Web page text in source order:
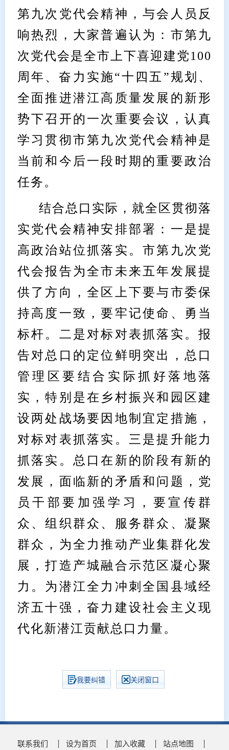
第九次党代会精神，与会人员反
响热烈，大家普遍认为：市第九
次党代会是全市上下喜迎建党100
周年、奋力实施“十四五”规划、
全面推进潜江高质量发展的新形
势下召开的一次重要会议，认真
学习贯彻市第九次党代会精神是
当前和今后一段时期的重要政治
任务。
结合总口实际，就全区贯彻落
实党代会精神安排部署：一是提
高政治站位抓落实。市第九次党
代会报告为全市未来五年发展提
供了方向，全区上下要与市委保
持高度一致，要牢记使命、勇当
标杆。二是对标对表抓落实。报
告对总口的定位鲜明突出，总口
管理区要结合实际抓好落地落
实，特别是在乡村振兴和园区建
设两处战场要因地制宜定措施，
对标对表抓落实。三是提升能力
抓落实。总口在新的阶段有新的
发展，面临新的矛盾和问题，党
员干部要加强学习，要宣传群
众、组织群众、服务群众、凝聚
群众，为全力推动产业集群化发
展，打造产城融合示范区凝心聚
力。为潜江全力冲刺全国县域经
济五十强，奋力建设社会主义现
代化新潜江贡献总口力量。
我要纠错 关闭窗口
联系我们 设为首页 加入收藏 站点地图